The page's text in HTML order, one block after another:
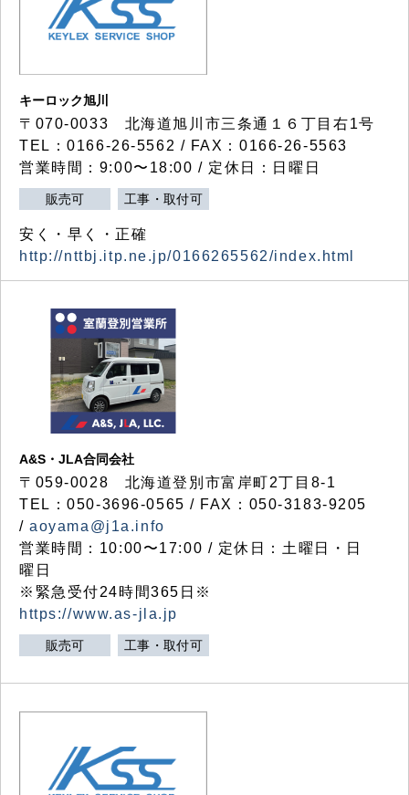
キーロック旭川
〒070-0033 北海道旭川市三条通１６丁目右1号
TEL：0166-26-5562 / FAX：0166-26-5563
営業時間：9:00〜18:00 / 定休日：日曜日
販売可 工事・取付可
安く・早く・正確
http://nttbj.itp.ne.jp/0166265562/index.html
A&S・JLA合同会社
〒 059-0028 北海道登別市富岸町2丁目 8-1
TEL：050-3696-0565 / FAX：050-3183-9205
/aoyama@j1a.info
営業時間：10:00〜17:00 / 定休日：土曜日・日
曜日
※緊急受付24時間365日※
https://www.as-jla.jp
販売可 工事・取付可